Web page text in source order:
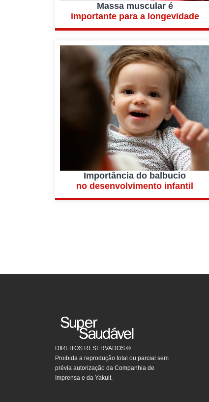
Massa muscular é
importante para a longevidade
Importância do balbucio
no desenvolvimento infantil
DIREITOS RESERVADOS ®
Proibida a reprodução total ou parcial sem
prévia autorização da Companhia de
Imprensa e da Yakult.